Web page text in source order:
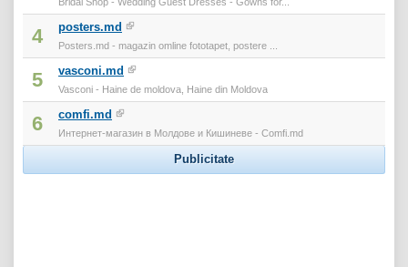
4 posters.md
Posters.md - magazin omline fototapet, postere ...
5 vasconi.md
Vasconi - Haine de moldova, Haine din Moldova
6 comfi.md
Интернет-магазин в Молдове и Кишиневе - Comfi.md
Publicitate